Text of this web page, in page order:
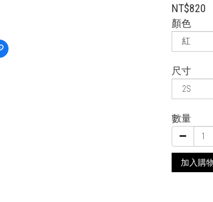
NT$820
顏色
尺寸
數量
加入購